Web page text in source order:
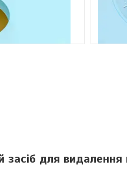
для видалення